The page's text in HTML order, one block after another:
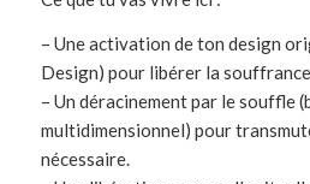
– Une activation de ton design
Design) pour libérer la souffrance.
– Un déracinement par le souffle
multidimensionnel) pour
nécessaire.